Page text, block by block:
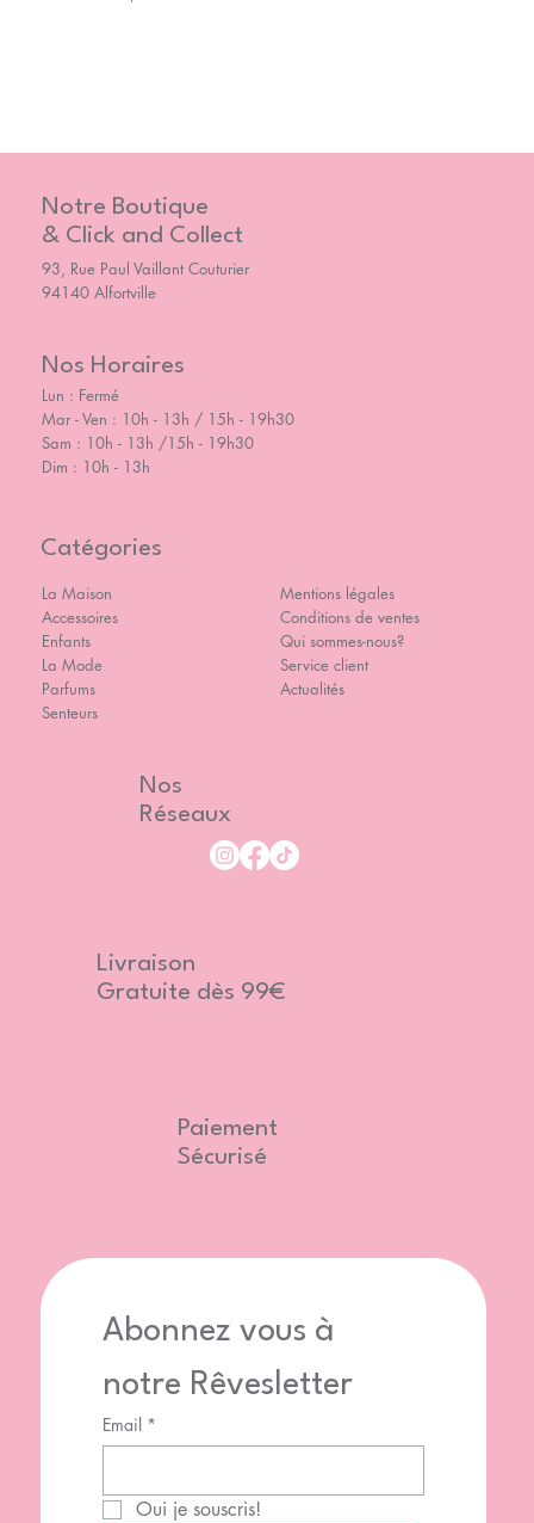
Notre Boutique
& Click and Collect
93, Rue Paul Vaillant Couturier
94140 Alfortville
Nos Horaires
Lun : Fermé
Mar - Ven : 10h - 13h / 15h - 19h30
Sam : 10h - 13h /15h - 19h30
Dim : 10h - 13h
Catégories
La Maison
Accessoires
Enfants
La Mode
Parfums
Senteurs
Mentions légales
Conditions de ventes
Qui sommes-nous?
Service client
Actualités
Abonnez vous à
notre Rêvesletter
Email *
Oui je souscris!
Nos
Réseaux
Livraison
Gratuite dès 99€
Paiement
Sécurisé